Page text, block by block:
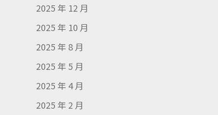
2025 年 12 月
2025 年 10 月
2025 年 8 月
2025 年 5 月
2025 年 4 月
2025 年 2 月